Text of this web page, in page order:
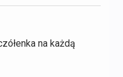
na każdą